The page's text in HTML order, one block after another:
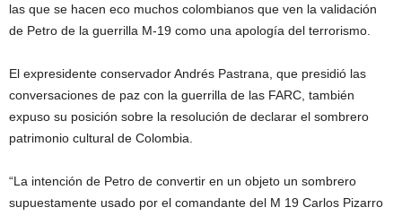
las que se hacen eco muchos colombianos que ven la validación
de Petro de la guerrilla M-19 como una apología del terrorismo.
El expresidente conservador Andrés Pastrana, que presidió las
conversaciones de paz con la guerrilla de las FARC, también
expuso su posición sobre la resolución de declarar el sombrero
patrimonio cultural de Colombia.
“La intención de Petro de convertir en un objeto un sombrero
supuestamente usado por el comandante del M 19 Carlos Pizarro